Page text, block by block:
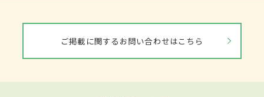
ご掲載に関するお問い合わせはこちら